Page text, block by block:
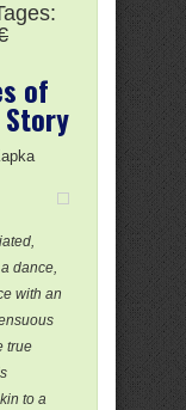
of
Story
dance,
with an
true
to a